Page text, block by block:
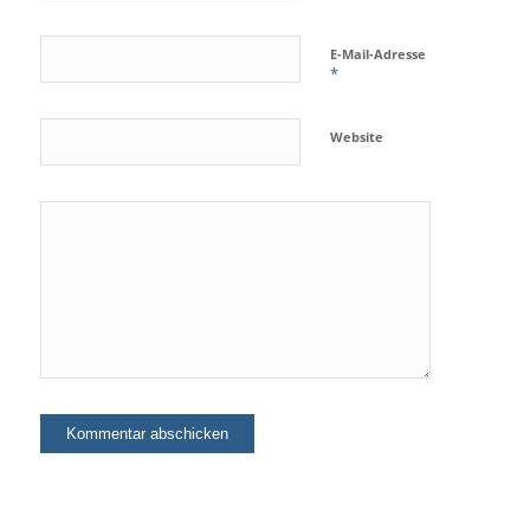
E-Mail-Adresse
*
Website